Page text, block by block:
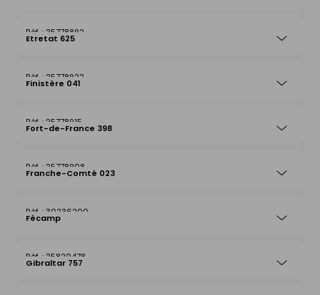
25778892
Etretat 625
25778922
Finistère 041
25778915
Fort-de-France 398
25778908
Franche-Comté 023
30236200
Fécamp
25820478
Gibraltar 757